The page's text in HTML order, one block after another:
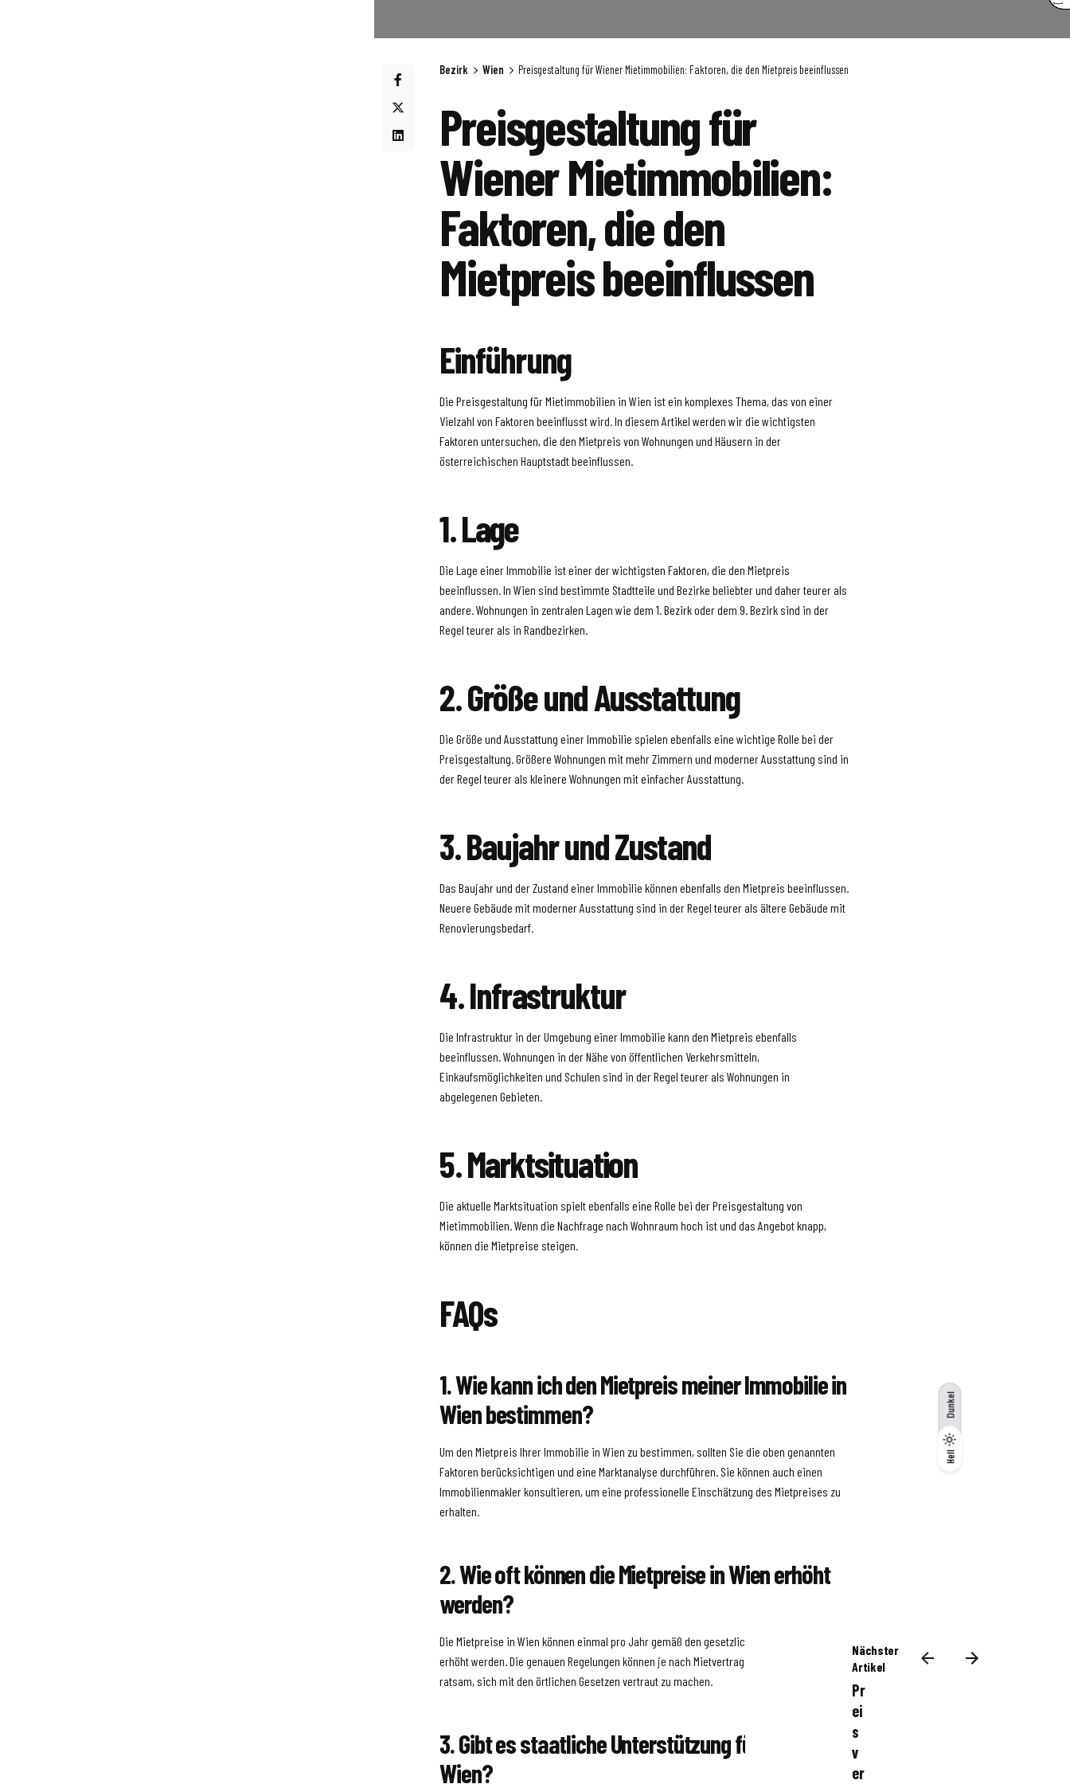
Hell
Dunkel
Hell
Dunkel
Bezirk Wien Preisgestaltung für Wiener Mietimmobilien: Faktoren, die den Mietpreis beeinflussen
Preisgestaltung für
Wiener Mietimmobilien:
Faktoren, die den
Mietpreis beeinflussen
Einführung
Die Preisgestaltung für Mietimmobilien in Wien ist ein komplexes Thema, das von einer
Vielzahl von Faktoren beeinflusst wird. In diesem Artikel werden wir die wichtigsten
Faktoren untersuchen, die den Mietpreis von Wohnungen und Häusern in der
österreichischen Hauptstadt beeinflussen.
1. Lage
Die Lage einer Immobilie ist einer der wichtigsten Faktoren, die den Mietpreis
beeinflussen. In Wien sind bestimmte Stadtteile und Bezirke beliebter und daher teurer als
andere. Wohnungen in zentralen Lagen wie dem 1. Bezirk oder dem 9. Bezirk sind in der
Regel teurer als in Randbezirken.
2. Größe und Ausstattung
Die Größe und Ausstattung einer Immobilie spielen ebenfalls eine wichtige Rolle bei der
Preisgestaltung. Größere Wohnungen mit mehr Zimmern und moderner Ausstattung sind in
der Regel teurer als kleinere Wohnungen mit einfacher Ausstattung.
3. Baujahr und Zustand
Das Baujahr und der Zustand einer Immobilie können ebenfalls den Mietpreis beeinflussen.
Neuere Gebäude mit moderner Ausstattung sind in der Regel teurer als ältere Gebäude mit
Renovierungsbedarf.
4. Infrastruktur
Die Infrastruktur in der Umgebung einer Immobilie kann den Mietpreis ebenfalls
beeinflussen. Wohnungen in der Nähe von öffentlichen Verkehrsmitteln,
Einkaufsmöglichkeiten und Schulen sind in der Regel teurer als Wohnungen in
abgelegenen Gebieten.
5. Marktsituation
Die aktuelle Marktsituation spielt ebenfalls eine Rolle bei der Preisgestaltung von
Mietimmobilien. Wenn die Nachfrage nach Wohnraum hoch ist und das Angebot knapp,
können die Mietpreise steigen.
FAQs
1. Wie kann ich den Mietpreis meiner Immobilie in
Wien bestimmen?
Um den Mietpreis Ihrer Immobilie in Wien zu bestimmen, sollten Sie die oben genannten
Faktoren berücksichtigen und eine Marktanalyse durchführen. Sie können auch einen
Immobilienmakler konsultieren, um eine professionelle Einschätzung des Mietpreises zu
erhalten.
2. Wie oft können die Mietpreise in Wien erhöht
werden?
Die Mietpreise in Wien können einmal pro Jahr gemäß den gesetzlichen Bestimmungen
erhöht werden. Die genauen Regelungen können je nach Mietvertrag variieren, daher ist es
ratsam, sich mit den örtlichen Gesetzen vertraut zu machen.
3. Gibt es staatliche Unterstützung für Mieter in
Wien?
Nächster
Artikel
Pr
ei
s
v
er